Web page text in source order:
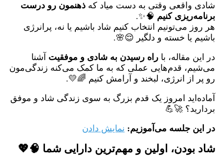
شادی واقعی وقتی به دست میاد که ذهنمون رو درست
برنامه‌ریزی کنیم 🧠✨.
هر روز می‌تونیم انتخاب کنیم شاد باشیم یا نه، پرانرژی
باشیم یا خسته و دلگیر 😌🌸.
در این مقاله، با راه رسیدن به شادی و موفقیت آشنا
می‌شیم، قدم‌هایی عملی که به ما کمک می‌کنه زندگی‌مون
رو پر از انرژی، لبخند و آرامش کنیم 🌈💛.
آماده‌اید امروز یک قدم بزرگ به سوی زندگی شاد و موفق
بردارید؟ 🚀💪
در این جلسه می‌آموزیم: نمایش دادن
شاد بودن، اولین و مهم‌ترین دارایی شما 🧠💖